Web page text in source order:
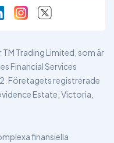
Trading Limited, som är
Financial Services
Företagets registrerade
Estate, Victoria,
finansiella